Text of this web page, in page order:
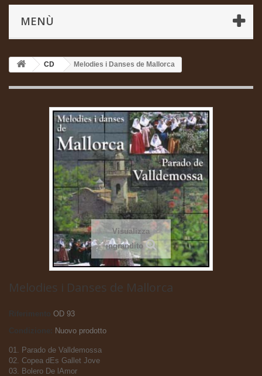
MENÙ
CD Melodies i Danses de Mallorca
Visualizza
ingrandito
Melodies i Danses de Mallorca
Riferimento
OD 93
Nuovo prodotto
01. Parado de Valldemossa
02. Copea dEs Gallet Jove
03. Bolero De lAmor